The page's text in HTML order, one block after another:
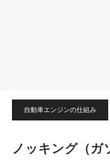
自動車エンジンの仕組み
ノッキング（ガ